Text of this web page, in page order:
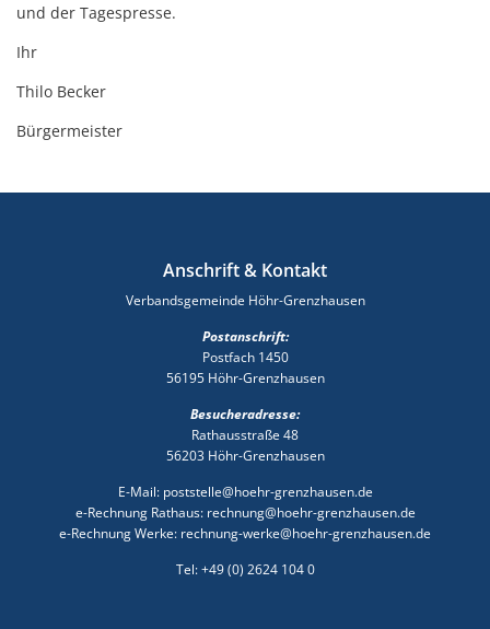
und der Tagespresse.
Ihr
Thilo Becker
Bürgermeister
Anschrift & Kontakt
Verbandsgemeinde Höhr-Grenzhausen
Postanschrift:
Postfach 1450
56195 Höhr-Grenzhausen
Besucheradresse:
Rathausstraße 48
56203 Höhr-Grenzhausen
E-Mail: poststelle@hoehr-grenzhausen.de
e-Rechnung Rathaus: rechnung@hoehr-grenzhausen.de
e-Rechnung Werke: rechnung-werke@hoehr-grenzhausen.de
Tel: +49 (0) 2624 104 0